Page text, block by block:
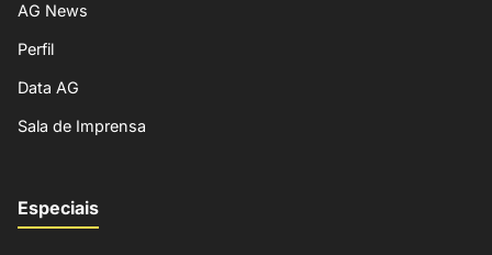
AG News
Perfil
Data AG
Sala de Imprensa
Especiais